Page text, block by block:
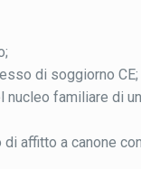
di soggiorno CE;
familiare di
affitto a canone